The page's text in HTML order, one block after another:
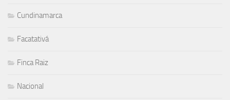
Cundinamarca
Facatativá
Finca Raiz
Nacional